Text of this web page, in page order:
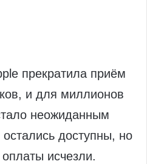
прекратила приём
и для миллионов
неожиданным
доступны, но
исчезли.